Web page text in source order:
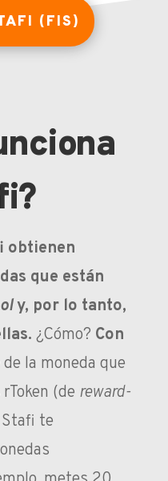
(FIS)
obtienen
que están
y, por lo tanto,
¿Cómo? Con
la moneda que
(de reward-
te